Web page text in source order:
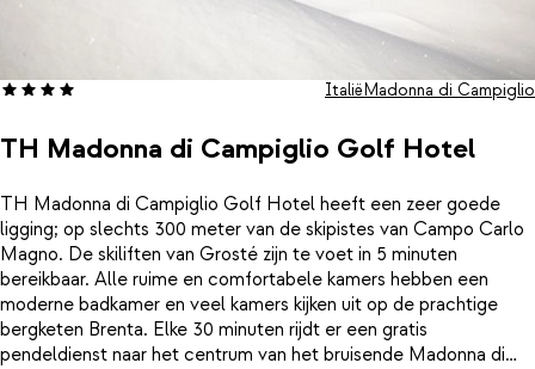
TH Madonna di Campiglio Golf Hotel
ItaliëMadonna di Campiglio
TH Madonna di Campiglio Golf Hotel heeft een zeer goede
ligging; op slechts 300 meter van de skipistes van Campo Carlo
Magno. De skiliften van Grosté zijn te voet in 5 minuten
bereikbaar. Alle ruime en comfortabele kamers hebben een
moderne badkamer en veel kamers kijken uit op de prachtige
bergketen Brenta. Elke 30 minuten rijdt er een gratis
pendeldienst naar het centrum van het bruisende Madonna di